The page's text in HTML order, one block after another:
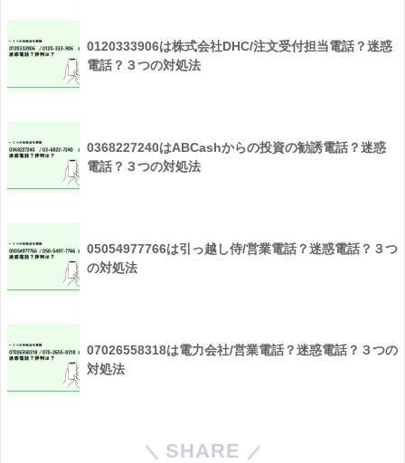
0120333906は株式会社DHC/注文受付担当電話？迷惑
電話？３つの対処法
0368227240はABCashからの投資の勧誘電話？迷惑
電話？３つの対処法
05054977766は引っ越し侍/営業電話？迷惑電話？３つ
の対処法
07026558318は電力会社/営業電話？迷惑電話？３つの
対処法
SHARE